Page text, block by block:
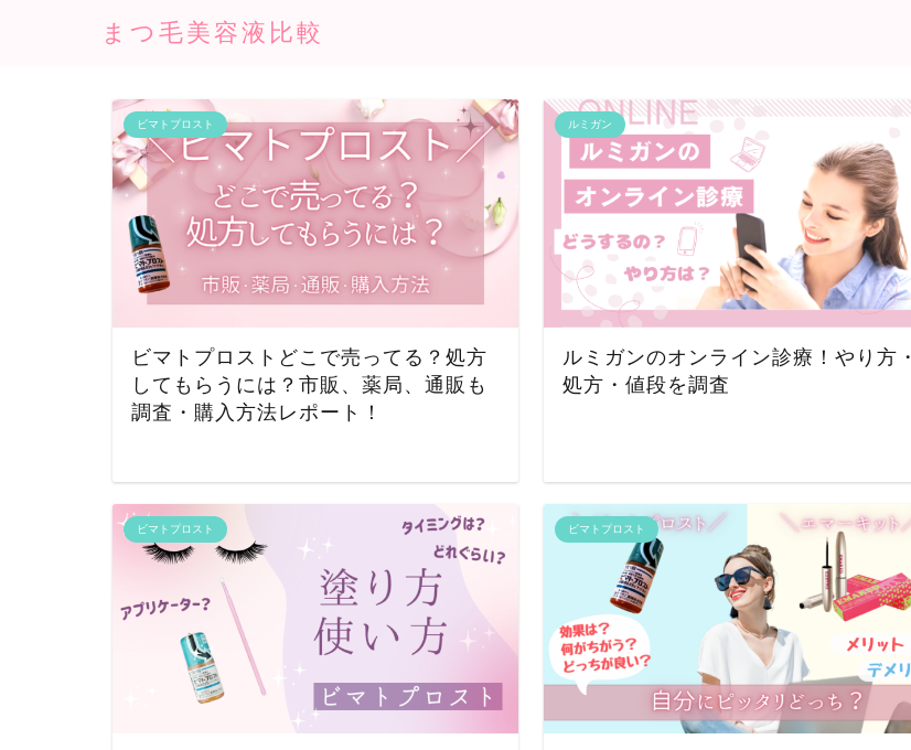
まつ毛美容液比較
ビマトプロスト
ビマトプロストどこで売ってる？処方
してもらうには？市販、薬局、通販も
調査・購入方法レポート！
ルミガン
ルミガンのオンライン診療！やり方・
処方・値段を調査
ビマトプロスト ビマトプロスト